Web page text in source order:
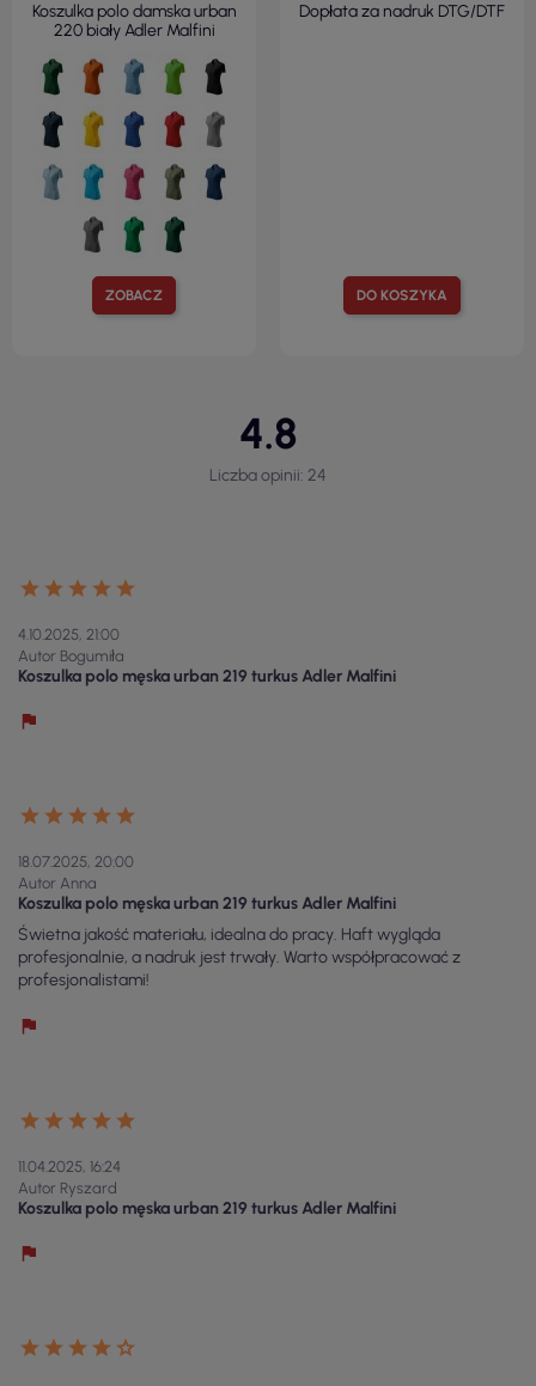
ZOBACZ
Koszulka polo damska urban
220 biały Adler Malfini
DO KOSZYKA
Dopłata za nadruk DTG/DTF
4.8
Liczba opinii: 24
4.10.2025, 21:00
Autor Bogumiła
Koszulka polo męska urban 219 turkus Adler Malfini
18.07.2025, 20:00
Autor Anna
Koszulka polo męska urban 219 turkus Adler Malfini
Świetna jakość materiału, idealna do pracy. Haft wygląda
profesjonalnie, a nadruk jest trwały. Warto współpracować z
profesjonalistami!
11.04.2025, 16:24
Autor Ryszard
Koszulka polo męska urban 219 turkus Adler Malfini